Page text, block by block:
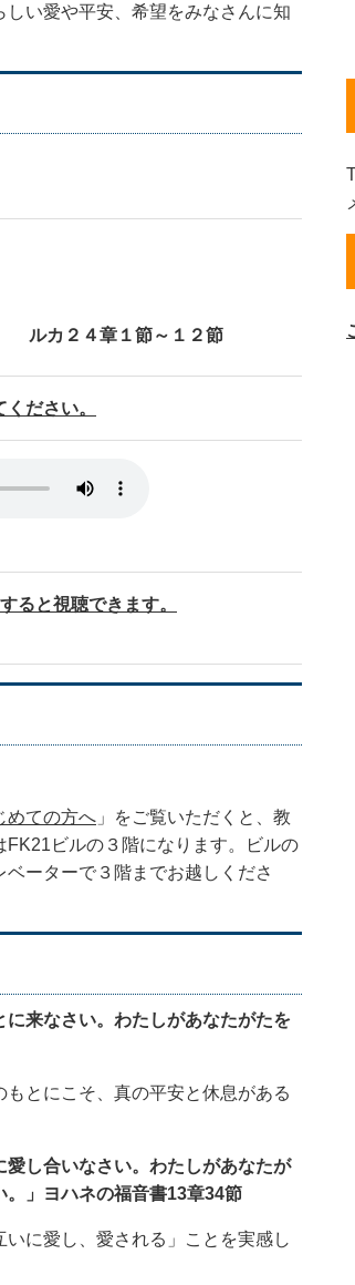
い愛や平安、希望をみなさんに知
ルカ２４章１節～１２節
ださい。
ると視聴できます。
めての方へ 」をご覧いただくと、教
ビルの３階になります。ビルの
ーターで３階までお越しくださ
に来なさい。わたしがあなたがたを
とにこそ、真の平安と休息がある
愛し合いなさい。わたしがあなたが
。」ヨハネの福音書13章34節
に愛し、愛される」ことを実感し